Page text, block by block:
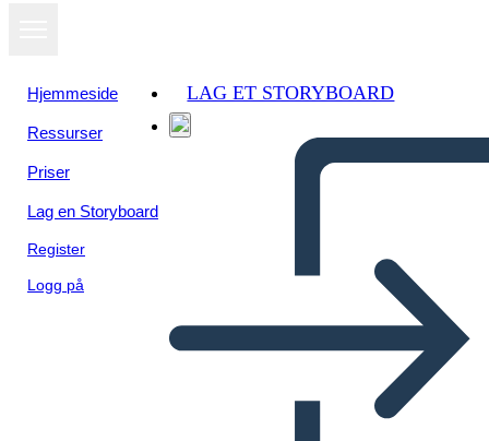
Hjemmeside
Ressurser
Priser
Lag en Storyboard
Register
Logg på
LAG ET STORYBOARD